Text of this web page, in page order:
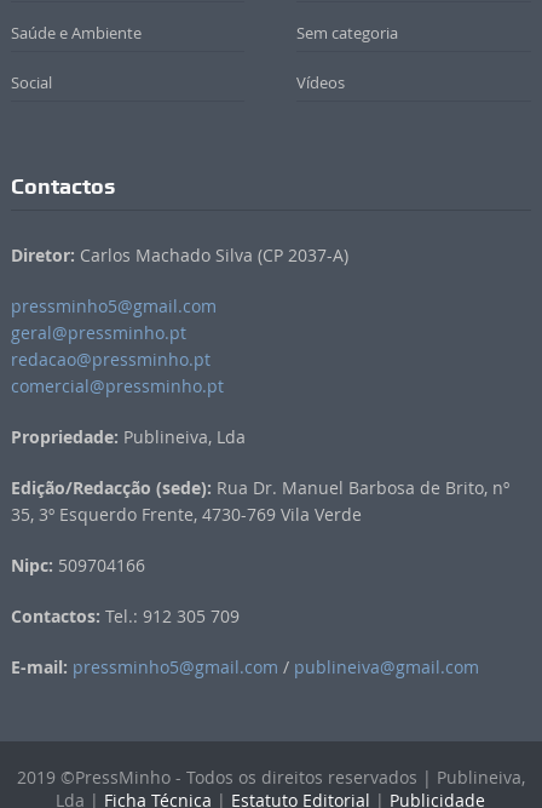
Saúde e Ambiente Sem categoria
Social Vídeos
Contactos
Diretor: Carlos Machado Silva (CP 2037-A)
pressminho5@gmail.com
geral@pressminho.pt
redacao@pressminho.pt
comercial@pressminho.pt
Propriedade: Publineiva, Lda
Edição/Redacção (sede): Rua Dr. Manuel Barbosa de Brito, nº
35, 3º Esquerdo Frente, 4730-769 Vila Verde
Nipc: 509704166
Contactos: Tel.: 912 305 709
E-mail: pressminho5@gmail.com / publineiva@gmail.com
2019 ©PressMinho - Todos os direitos reservados | Publineiva,
Lda | Ficha Técnica | Estatuto Editorial | Publicidade